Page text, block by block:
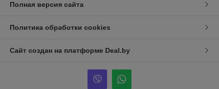
Полная версия сайта
Политика обработки cookies
Сайт создан на платформе Deal.by